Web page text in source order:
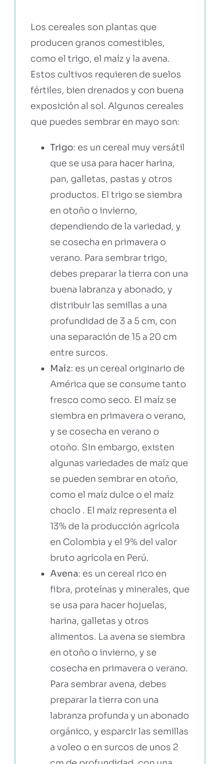
Los cereales son plantas que
producen granos comestibles,
como el trigo, el maíz y la avena.
Estos cultivos requieren de suelos
fértiles, bien drenados y con buena
exposición al sol. Algunos cereales
que puedes sembrar en mayo son:
Trigo: es un cereal muy versátil
que se usa para hacer harina,
pan, galletas, pastas y otros
productos. El trigo se siembra
en otoño o invierno,
dependiendo de la variedad, y
se cosecha en primavera o
verano. Para sembrar trigo,
debes preparar la tierra con una
buena labranza y abonado, y
distribuir las semillas a una
profundidad de 3 a 5 cm, con
una separación de 15 a 20 cm
entre surcos.
Maíz: es un cereal originario de
América que se consume tanto
fresco como seco. El maíz se
siembra en primavera o verano,
y se cosecha en verano o
otoño. Sin embargo, existen
algunas variedades de maíz que
se pueden sembrar en otoño,
como el maíz dulce o el maíz
choclo . El maíz representa el
13% de la producción agrícola
en Colombia y el 9% del valor
bruto agrícola en Perú.
Avena: es un cereal rico en
fibra, proteínas y minerales, que
se usa para hacer hojuelas,
harina, galletas y otros
alimentos. La avena se siembra
en otoño o invierno, y se
cosecha en primavera o verano.
Para sembrar avena, debes
preparar la tierra con una
labranza profunda y un abonado
orgánico, y esparcir las semillas
a voleo o en surcos de unos 2